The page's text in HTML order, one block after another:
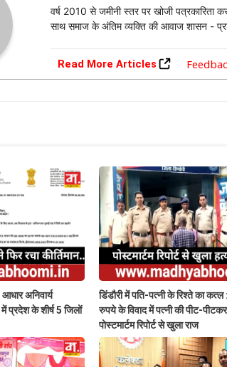
वर्ष 2010 से जमीनी स्तर पर खोजी पत्रकारिता
साथ समाज के अंतिम व्यक्ति की आवाज शासन -
Read More Articles
आधार अनिवार्य
प्रदेश के शीर्ष 5 जिलों
डिंडौरी में पति-पत्नी के रिश्ते का
रुपये के विवाद में पत्नी की पीट-पीटकर
पोस्टमार्टम रिपोर्ट से खुला राज